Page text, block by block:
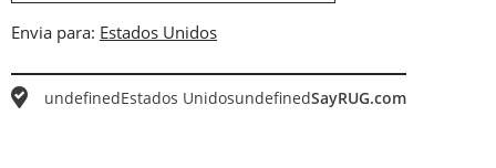
Envia para:
undefinedEstados UnidosundefinedSayRUG.com